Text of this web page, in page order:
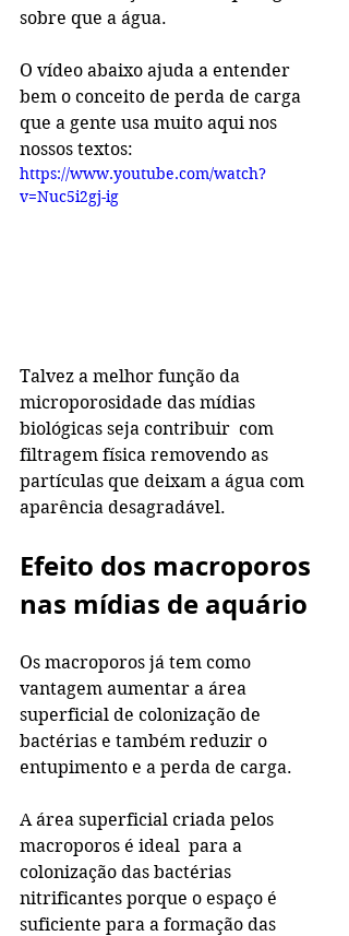
sobre que a água.
O vídeo abaixo ajuda a entender
bem o conceito de perda de carga
que a gente usa muito aqui nos
nossos textos:
https://www.youtube.com/watch?
v=Nuc5i2gj-ig
Talvez a melhor função da
microporosidade das mídias
biológicas seja contribuir  com
filtragem física removendo as
partículas que deixam a água com
aparência desagradável.
Efeito dos macroporos
nas mídias de aquário
Os macroporos já tem como
vantagem aumentar a área
superficial de colonização de
bactérias e também reduzir o
entupimento e a perda de carga.
A área superficial criada pelos
macroporos é ideal  para a
colonização das bactérias
nitrificantes porque o espaço é
suficiente para a formação das